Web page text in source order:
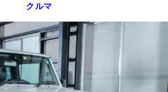
クルマ